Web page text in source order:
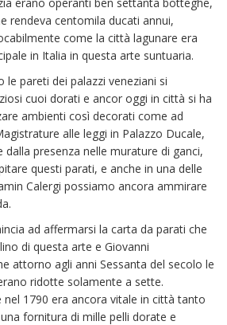
rendeva centomila ducati annui,
come la città lagunare era
in Italia in questa arte suntuaria.
le pareti dei palazzi veneziani si
cuoi dorati e ancor oggi in città si ha
ambienti così decorati come ad
alle leggi in Palazzo Ducale,
dalla presenza nelle murature di ganci,
questi parati, e anche in una delle
Calergi possiamo ancora ammirare
ad affermarsi la carta da parati che
di questa arte e Giovanni
attorno agli anni Sessanta del secolo le
ridotte solamente a sette.
1790 era ancora vitale in città tanto
fornitura di mille pelli dorate e